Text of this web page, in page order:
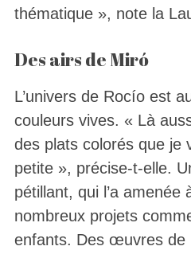
thématique », note la
Des airs de Miró
L’univers de Rocío est
couleurs vives. « Là
des plats colorés que je
petite », précise-t-elle.
pétillant, qui l’a amenée
nombreux projets
enfants. Des œuvres de